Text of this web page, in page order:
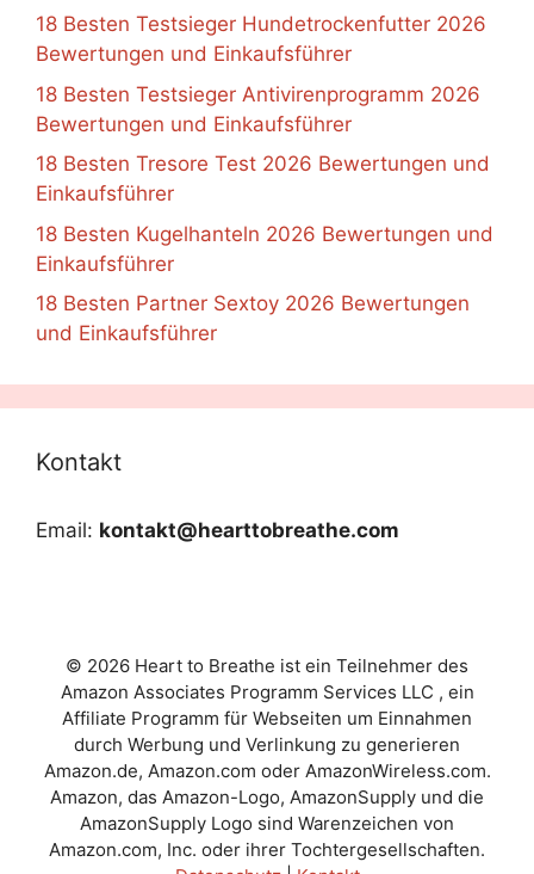
18 Besten Testsieger Hundetrockenfutter 2026
Bewertungen und Einkaufsführer
18 Besten Testsieger Antivirenprogramm 2026
Bewertungen und Einkaufsführer
18 Besten Tresore Test 2026 Bewertungen und
Einkaufsführer
18 Besten Kugelhanteln 2026 Bewertungen und
Einkaufsführer
18 Besten Partner Sextoy 2026 Bewertungen
und Einkaufsführer
Kontakt
Email: kontakt@hearttobreathe.com
© 2026 Heart to Breathe ist ein Teilnehmer des
Amazon Associates Programm Services LLC , ein
Affiliate Programm für Webseiten um Einnahmen
durch Werbung und Verlinkung zu generieren
Amazon.de, Amazon.com oder AmazonWireless.com.
Amazon, das Amazon-Logo, AmazonSupply und die
AmazonSupply Logo sind Warenzeichen von
Amazon.com, Inc. oder ihrer Tochtergesellschaften.